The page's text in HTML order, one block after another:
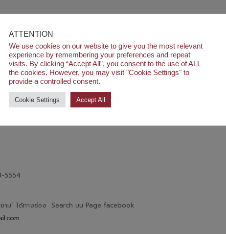
5554
าม” ได้ทางช่อง Search บน Page facebook
ATTENTION
We use cookies on our website to give you the most relevant
experience by remembering your preferences and repeat
visits. By clicking “Accept All”, you consent to the use of ALL
the cookies. However, you may visit "Cookie Settings" to
provide a controlled consent.
Cookie Settings Accept All